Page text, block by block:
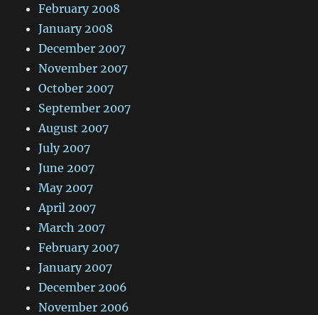
February 2008
January 2008
December 2007
November 2007
October 2007
September 2007
August 2007
July 2007
June 2007
May 2007
April 2007
March 2007
February 2007
January 2007
December 2006
November 2006